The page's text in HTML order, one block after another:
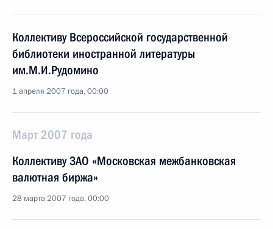
Коллективу Всероссийской государственной
библиотеки иностранной литературы
им.М.И.Рудомино
1 апреля 2007 года, 00:00
Март 2007 года
Коллективу ЗАО «Московская межбанковская
валютная биржа»
28 марта 2007 года, 00:00